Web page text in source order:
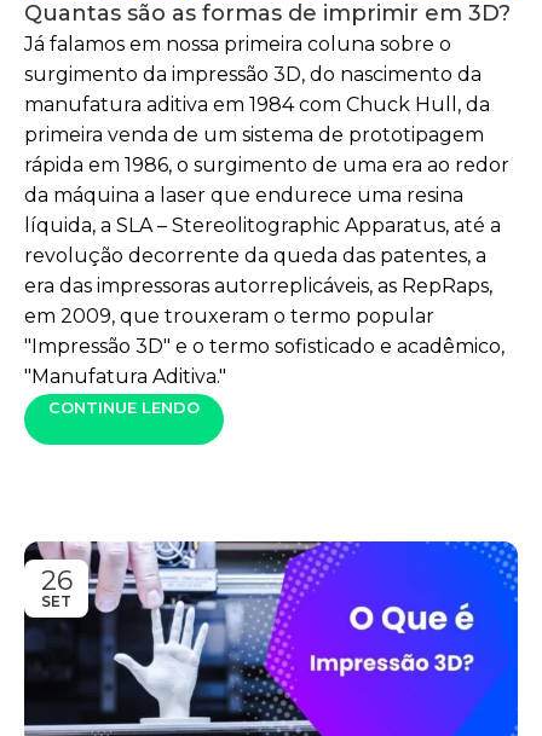
Quantas são as formas de imprimir em 3D?
Já falamos em nossa primeira coluna sobre o
surgimento da impressão 3D, do nascimento da
manufatura aditiva em 1984 com Chuck Hull, da
primeira venda de um sistema de prototipagem
rápida em 1986, o surgimento de uma era ao redor
da máquina a laser que endurece uma resina
líquida, a SLA – Stereolitographic Apparatus, até a
revolução decorrente da queda das patentes, a
era das impressoras autorreplicáveis, as RepRaps,
em 2009, que trouxeram o termo popular
"Impressão 3D" e o termo sofisticado e acadêmico,
"Manufatura Aditiva."
CONTINUE LENDO
26
SET